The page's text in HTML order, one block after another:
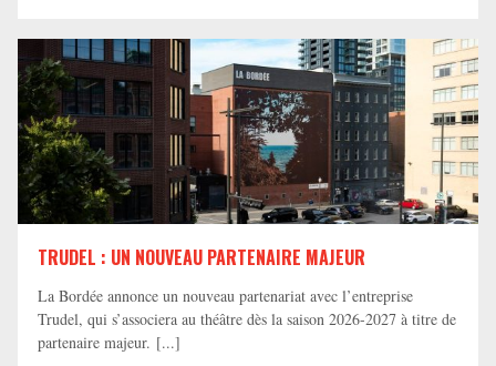
TRUDEL : UN NOUVEAU PARTENAIRE MAJEUR
La Bordée annonce un nouveau partenariat avec l’entreprise
Trudel, qui s’associera au théâtre dès la saison 2026-2027 à titre de
partenaire majeur. [...]